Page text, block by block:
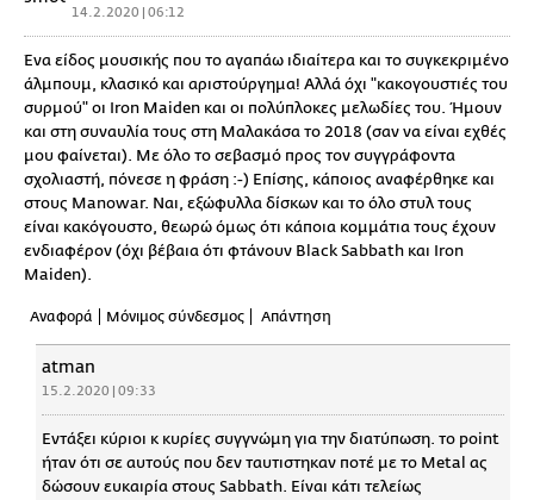
14.2.2020 | 06:12
Ένα είδος μουσικής που το αγαπάω ιδιαίτερα και το συγκεκριμένο
άλμπουμ, κλασικό και αριστούργημα! Αλλά όχι "κακογουστιές του
συρμού" οι Iron Maiden και οι πολύπλοκες μελωδίες του. Ήμουν
και στη συναυλία τους στη Μαλακάσα το 2018 (σαν να είναι εχθές
μου φαίνεται). Με όλο το σεβασμό προς τον συγγράφοντα
σχολιαστή, πόνεσε η φράση :-) Επίσης, κάποιος αναφέρθηκε και
στους Manowar. Ναι, εξώφυλλα δίσκων και το όλο στυλ τους
είναι κακόγουστο, θεωρώ όμως ότι κάποια κομμάτια τους έχουν
ενδιαφέρον (όχι βέβαια ότι φτάνουν Black Sabbath και Iron
Maiden).
Αναφορά Μόνιμος σύνδεσμος Απάντηση
atman
15.2.2020 | 09:33
Εντάξει κύριοι κ κυρίες συγγνώμη για την διατύπωση. το point
ήταν ότι σε αυτούς που δεν ταυτιστηκαν ποτέ με το Metal ας
δώσουν ευκαιρία στους Sabbath. Είναι κάτι τελείως